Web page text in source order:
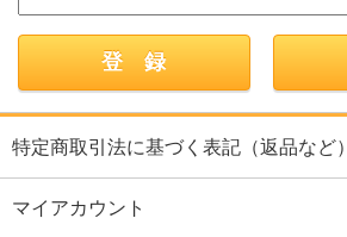
特定商取引法に基づく表記（返品など）
マイアカウント